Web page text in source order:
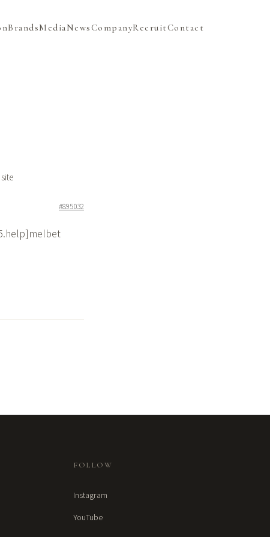
BrandsMediaNewsCompanyRecruitContact
#895032
FOLLOW
Instagram
YouTube